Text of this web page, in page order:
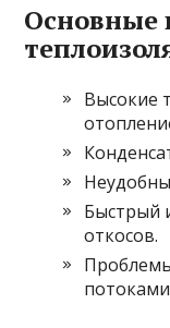
Основные
Высокие
Быстрый
откосов.